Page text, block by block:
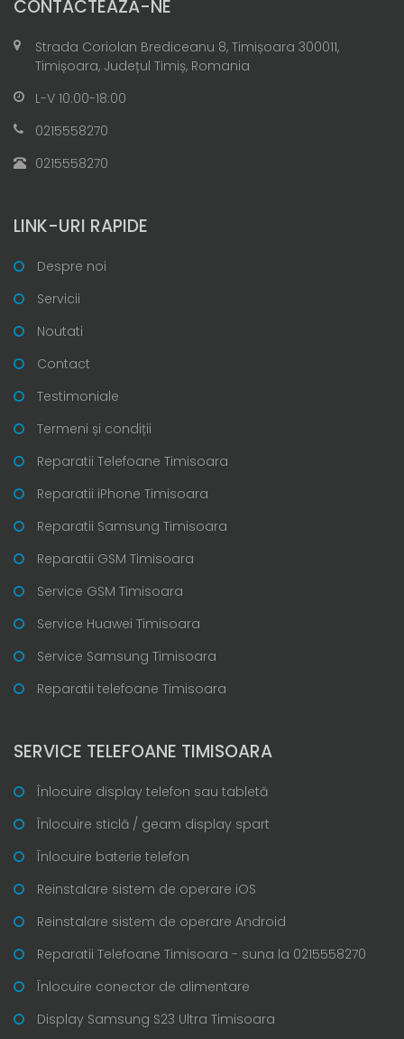
CONTACTEAZĂ-NE
Strada Coriolan Brediceanu 8, Timișoara 300011,
Timișoara, Județul Timiș, Romania
L-V 10:00-18:00
0215558270
0215558270
LINK-URI RAPIDE
Despre noi
Servicii
Noutati
Contact
Testimoniale
Termeni și condiții
Reparatii Telefoane Timisoara
Reparatii iPhone Timisoara
Reparatii Samsung Timisoara
Reparatii GSM Timisoara
Service GSM Timisoara
Service Huawei Timisoara
Service Samsung Timisoara
Reparatii telefoane Timisoara
SERVICE TELEFOANE TIMISOARA
Înlocuire display telefon sau tabletă
Înlocuire sticlă / geam display spart
Înlocuire baterie telefon
Reinstalare sistem de operare iOS
Reinstalare sistem de operare Android
Reparatii Telefoane Timisoara - suna la 0215558270
Înlocuire conector de alimentare
Display Samsung S23 Ultra Timisoara